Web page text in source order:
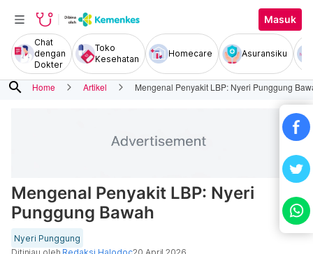
Masuk
Chat
dengan
Dokter
Toko
Kesehatan
Homecare Asuransiku
search Home Artikel Mengenal Penyakit LBP: Nyeri Punggung
Mengenal Penyakit LBP: Nyeri
Punggung Bawah
Nyeri Punggung